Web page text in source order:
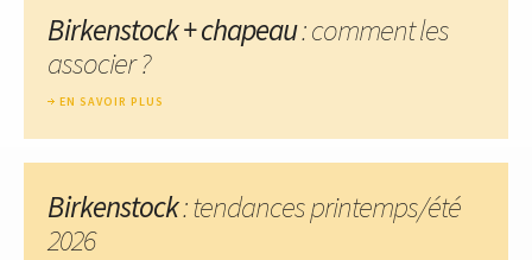
Birkenstock + chapeau: comment les
associer ?
EN SAVOIR PLUS
Birkenstock: tendances printemps/été
2026